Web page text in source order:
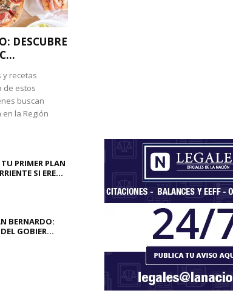
DESCUBRE
y recetas
de estos
buscan
la Región
PRIMER PLAN
SI ERE...
BERNARDO:
GOBIER...